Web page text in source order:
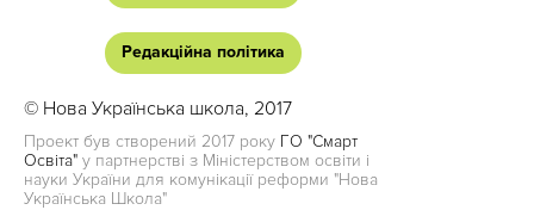
Редакційна політика
© Нова Українська школа, 2017
Проект був створений 2017 року ГО "Смарт
Освіта" у партнерстві з Міністерством освіти і
науки України для комунікації реформи "Нова
Українська Школа"